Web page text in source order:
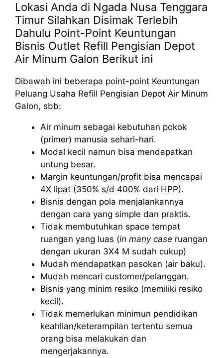
Lokasi Anda di Ngada Nusa Tenggara
Timur Silahkan Disimak Terlebih
Dahulu Point-Point Keuntungan
Bisnis Outlet Refill Pengisian Depot
Air Minum Galon Berikut ini
Dibawah ini beberapa point-point Keuntungan
Peluang Usaha Refill Pengisian Depot Air Minum
Galon, sbb:
Air minum sebagai kebutuhan pokok
(primer) manusia sehari-hari.
Modal kecil namun bisa mendapatkan
untung besar.
Margin keuntungan/profit bisa mencapai
4X lipat (350% s/d 400% dari HPP).
Bisnis dengan pola menjalankannya
dengan cara yang simple dan praktis.
Tidak membutuhkan space tempat
ruangan yang luas (in many case ruangan
dengan ukuran 3X4 M sudah cukup)
Mudah mendapatkan pasokan (air baku).
Mudah mencari customer/pelanggan.
Bisnis yang minim resiko (memiliki resiko
kecil).
Tidak memerlukan minimun pendidikan
keahlian/keterampilan tertentu semua
orang bisa melakukan dan
mengerjakannya.